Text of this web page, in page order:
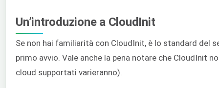
Un’introduzione a CloudInit
Se non hai familiarità con CloudInit, è lo standard del
primo avvio. Vale anche la pena notare che CloudInit
cloud supportati varieranno).